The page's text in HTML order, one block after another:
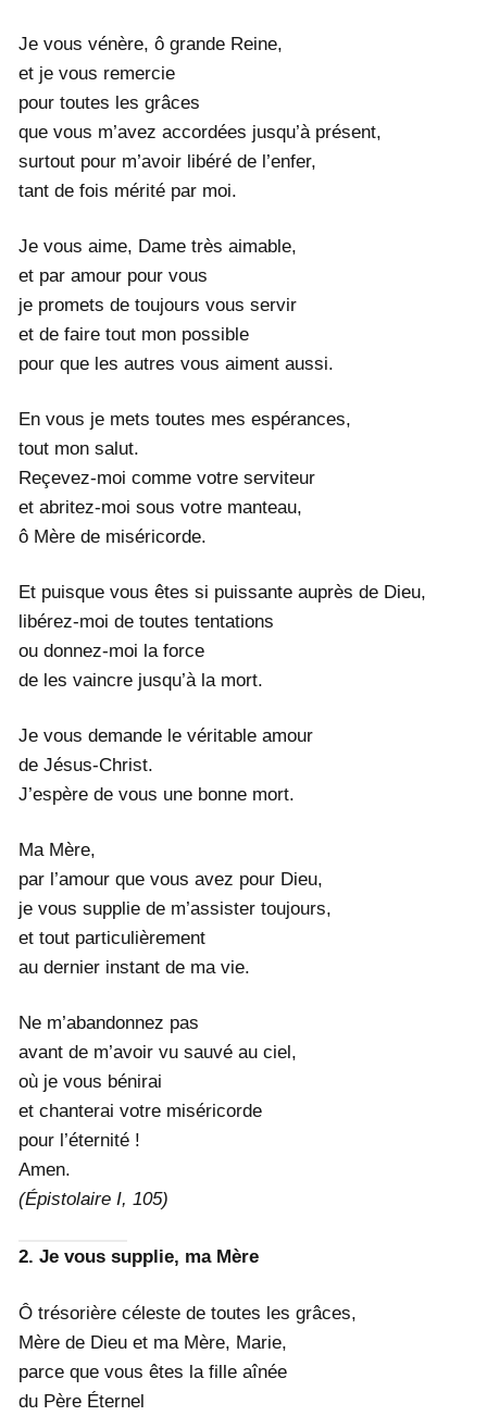
Je vous vénère, ô grande Reine,
et je vous remercie
pour toutes les grâces
que vous m’avez accordées jusqu’à présent,
surtout pour m’avoir libéré de l’enfer,
tant de fois mérité par moi.
Je vous aime, Dame très aimable,
et par amour pour vous
je promets de toujours vous servir
et de faire tout mon possible
pour que les autres vous aiment aussi.
En vous je mets toutes mes espérances,
tout mon salut.
Reçevez-moi comme votre serviteur
et abritez-moi sous votre manteau,
ô Mère de miséricorde.
Et puisque vous êtes si puissante auprès de Dieu,
libérez-moi de toutes tentations
ou donnez-moi la force
de les vaincre jusqu’à la mort.
Je vous demande le véritable amour
de Jésus-Christ.
J’espère de vous une bonne mort.
Ma Mère,
par l’amour que vous avez pour Dieu,
je vous supplie de m’assister toujours,
et tout particulièrement
au dernier instant de ma vie.
Ne m’abandonnez pas
avant de m’avoir vu sauvé au ciel,
où je vous bénirai
et chanterai votre miséricorde
pour l’éternité !
Amen.
(Épistolaire I, 105)
2. Je vous supplie, ma Mère
Ô trésorière céleste de toutes les grâces,
Mère de Dieu et ma Mère, Marie,
parce que vous êtes la fille aînée
du Père Éternel